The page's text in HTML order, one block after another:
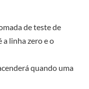
de teste de
a linha zero e o
quando uma